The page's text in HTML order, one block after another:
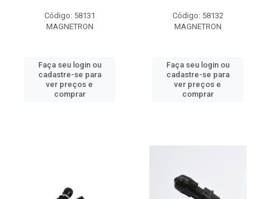
Código: 58131
MAGNETRON
Faça seu login ou
cadastre-se para
ver preços e
comprar
Código: 58132
MAGNETRON
Faça seu login ou
cadastre-se para
ver preços e
comprar